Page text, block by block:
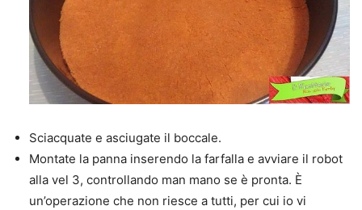
Sciacquate e asciugate il boccale.
Montate la panna inserendo la farfalla e avviare il robot
alla vel 3, controllando man mano se è pronta. È
un’operazione che non riesce a tutti, per cui io vi